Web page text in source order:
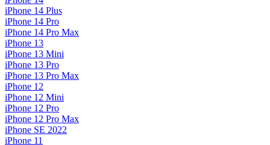
iPhone 14 Plus
iPhone 14 Pro
iPhone 14 Pro Max
iPhone 13
iPhone 13 Mini
iPhone 13 Pro
iPhone 13 Pro Max
iPhone 12
iPhone 12 Mini
iPhone 12 Pro
iPhone 12 Pro Max
iPhone SE 2022
iPhone 11